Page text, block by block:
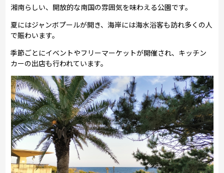
湘南らしい、開放的な南国の雰囲気を味わえる公園です。
夏にはジャンボプールが開き、海岸には海水浴客も訪れ多くの人
で賑わいます。
季節ごとにイベントやフリーマーケットが開催され、キッチン
カーの出店も行われています。